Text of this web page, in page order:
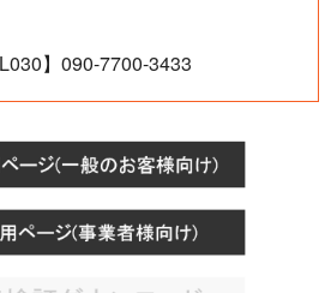
】090-7700-3433